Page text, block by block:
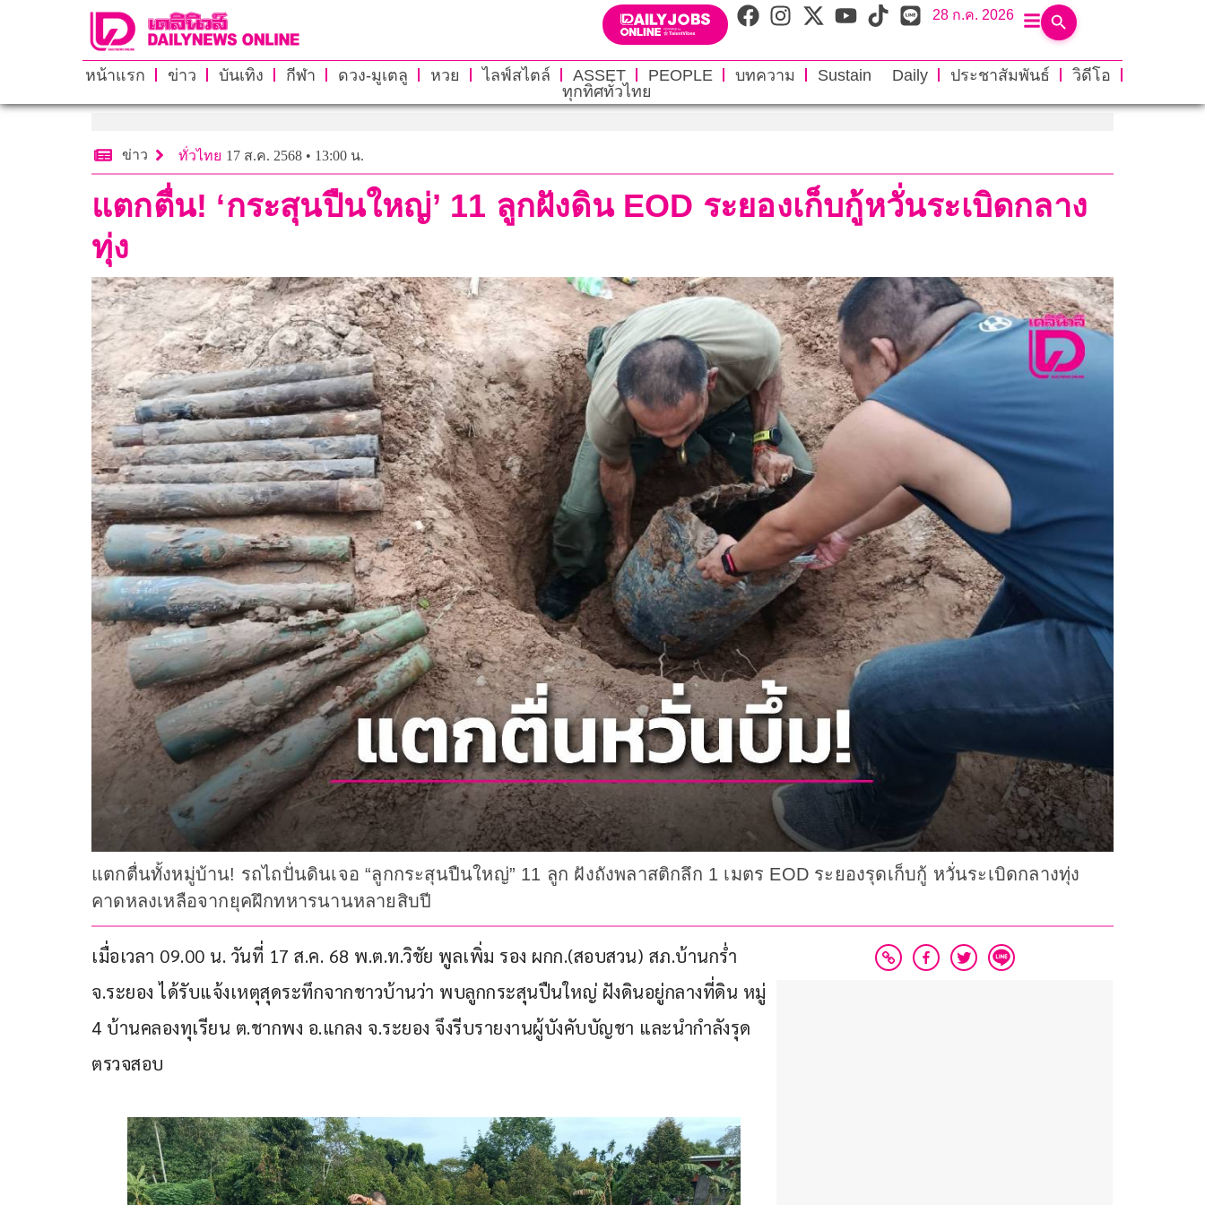
28 ก.ค. 2026
หน้าแรก ข่าว บันเทิง กีฬา ดวง-มูเตลู หวย ไลฟ์สไตล์ ASSET PEOPLE บทความ Sustain Daily ประชาสัมพันธ์
วิดีโอ
ทุกทิศทั่วไทย
ข่าว ทั่วไทย 17 ส.ค. 2568 • 13:00 น.
แตกตื่น! ‘กระสุนปืนใหญ่’ 11 ลูกฝังดิน EOD ระยองเก็บกู้หวั่นระเบิดกลาง
ทุ่ง
แตกตื่นทั้งหมู่บ้าน! รถไถปั่นดินเจอ “ลูกกระสุนปืนใหญ่” 11 ลูก ฝังถังพลาสติกลึก 1 เมตร EOD ระยองรุดเก็บกู้ หวั่นระเบิดกลางทุ่ง
คาดหลงเหลือจากยุคฝึกทหารนานหลายสิบปี
เมื่อเวลา 09.00 น. วันที่ 17 ส.ค. 68 พ.ต.ท.วิชัย พูลเพิ่ม รอง ผกก.(สอบสวน) สภ.บ้านกร่ำ
จ.ระยอง ได้รับแจ้งเหตุสุดระทึกจากชาวบ้านว่า พบลูกกระสุนปืนใหญ่ ฝังดินอยู่กลางที่ดิน หมู่
4 บ้านคลองทุเรียน ต.ชากพง อ.แกลง จ.ระยอง จึงรีบรายงานผู้บังคับบัญชา และนำกำลังรุด
ตรวจสอบ